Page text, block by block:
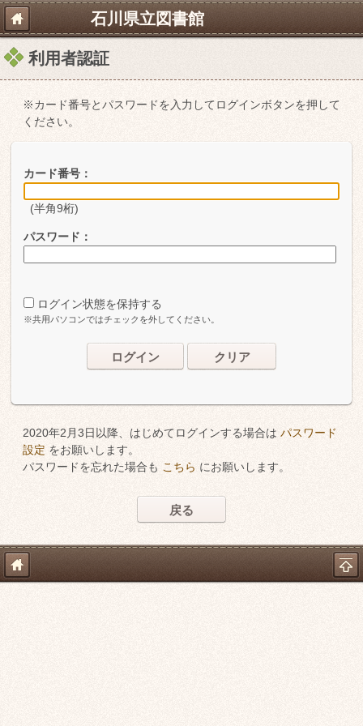
石川県立図書館
利用者認証
※カード番号とパスワードを入力してログインボタンを押して
ください。
カード番号：
(半角9桁)
パスワード：
ログイン状態を保持する
※共用パソコンではチェックを外してください。
ログイン クリア
2020年2月3日以降、はじめてログインする場合は パスワード
設定 をお願いします。
パスワードを忘れた場合も こちら にお願いします。
戻る